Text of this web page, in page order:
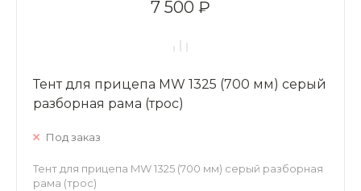
7 500 ₽
Тент для прицепа MW 1325 (700 мм) серый
разборная рама (трос)
Под заказ
Тент для прицепа MW 1325 (700 мм) серый разборная
рама (трос)